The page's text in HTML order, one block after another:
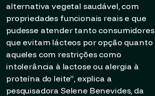
alternativa vegetal saudável, com
propriedades funcionais reais e que
pudesse atender tanto consumidores
que evitam lácteos por opção quanto
aqueles com restrições como
intolerância à lactose ou alergia à
proteína do leite”, explica a
pesquisadora Selene Benevides, da